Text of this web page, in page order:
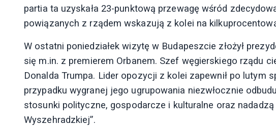
partia ta uzyskała 23-punktową przewagę wśród
powiązanych z rządem wskazują z kolei na
W ostatni poniedziałek wizytę w Budapeszcie złożył
się m.in. z premierem Orbanem. Szef węgierskiego rządu
Donalda Trumpa. Lider opozycji z kolei zapewnił po lutym
przypadku wygranej jego ugrupowania niezwłocznie
stosunki polityczne, gospodarcze i kulturalne oraz
Wyszehradzkiej”.